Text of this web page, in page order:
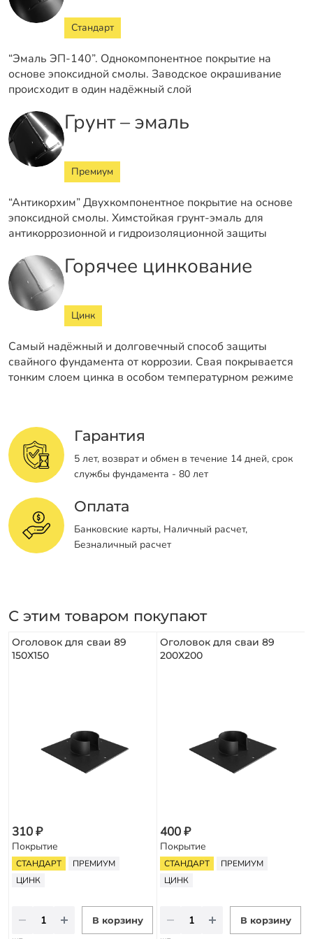
Стандарт
“Эмаль ЭП-140”. Однокомпонентное покрытие на
основе эпоксидной смолы. Заводское окрашивание
происходит в один надёжный слой
Грунт – эмаль
Премиум
“Антикорхим” Двухкомпонентное покрытие на основе
эпоксидной смолы. Химстойкая грунт-эмаль для
антикоррозионной и гидроизоляционной защиты
Горячее цинкование
Цинк
Самый надёжный и долговечный способ защиты
свайного фундамента от коррозии. Свая покрывается
тонким слоем цинка в особом температурном режиме
Гарантия
5 лет, возврат и обмен в течение 14 дней, срок
службы фундамента - 80 лет
Оплата
Банковские карты, Наличный расчет,
Безналичный расчет
С этим товаром покупают
Оголовок для сваи 89
150Х150
310 ₽
Покрытие
СТАНДАРТ
ПРЕМИУМ
ЦИНК
В корзину
Оголовок для сваи 89
200Х200
400 ₽
Покрытие
СТАНДАРТ
ПРЕМИУМ
ЦИНК
В корзину